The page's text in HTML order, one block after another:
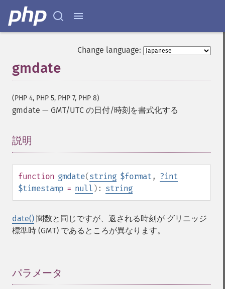
Change language:
gmdate
(PHP 4, PHP 5, PHP 7, PHP 8)
gmdate — GMT/UTC の日付/時刻を書式化する
説明
function gmdate(string $format , ?int
$timestamp = null ): string
date() 関数と同じですが、返される時刻が グリニッジ
標準時 (GMT) であるところが異なります。
パラメータ